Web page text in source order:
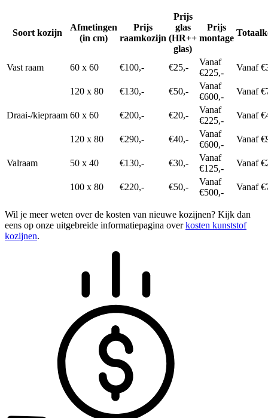
Soort kozijn
Afmetingen
(in cm)
Prijs
raamkozijn
Prijs
glas
(HR++
glas)
Prijs
montage
Vast raam 60 x 60 €100,- €25,-
Vanaf
€225,-
Vanaf
120 x 80 €130,- €50,-
Vanaf
€600,-
Vanaf
Draai-/kiepraam 60 x 60 €200,- €20,-
Vanaf
€225,-
Vanaf
120 x 80 €290,- €40,-
Vanaf
€600,-
Vanaf
Valraam 50 x 40 €130,- €30,-
Vanaf
€125,-
Vanaf
100 x 80 €220,- €50,-
Vanaf
€500,-
Vanaf
Wil je meer weten over de kosten van nieuwe kozijnen? Kijk dan
eens op onze uitgebreide informatiepagina overkosten kunststof
kozijnen.